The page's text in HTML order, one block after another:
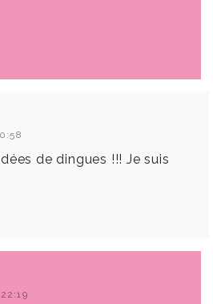
de dingues !!! Je suis